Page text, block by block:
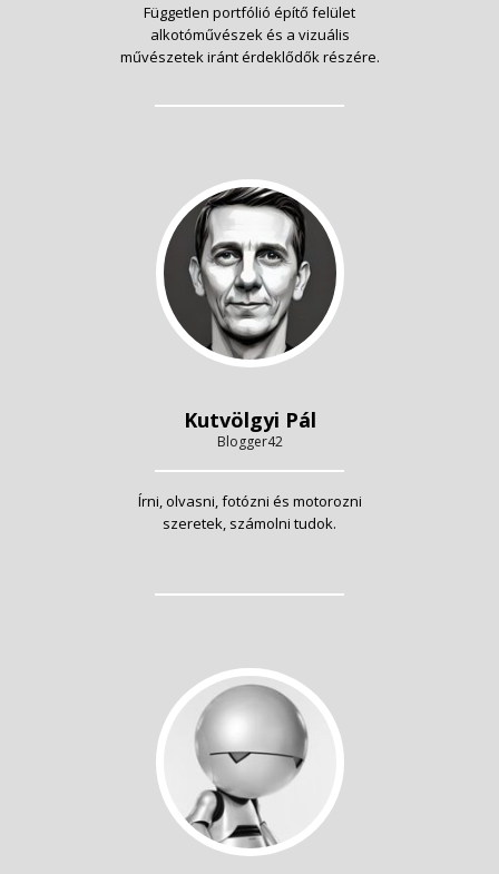
Független portfólió építő felület
alkotóművészek és a vizuális
művészetek iránt érdeklődők részére.
Kutvölgyi Pál
Blogger42
Írni, olvasni, fotózni és motorozni
szeretek, számolni tudok.